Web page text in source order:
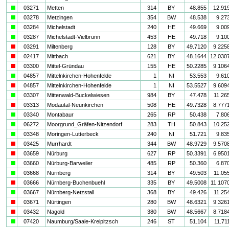
03271 Metten 314 BY 48.855
03278 Metzingen 354 BW 48.538
03284 Michelstadt 240 HE 49.669
03287 Michelstadt-Vielbrunn 453 HE 49.718
03291 Miltenberg 128 BY 49.7120
02417 Mittbach 621 BY 48.1644
03300 Mittel-Gründau 155 HE 50.2285
04857 Mittelnkirchen-Hohenfelde 1 NI 53.553
04857 Mittelnkirchen-Hohenfelde 1 NI 53.5527
03307 Mittenwald-Buckelwiesen 984 BY 47.478
03313 Modautal-Neunkirchen 508 HE 49.7328
03340 Montabaur 265 RP 50.438
06272 Moorgrund_Gräfen-Nitzendorf 283 TH 50.843
03348 Moringen-Lutterbeck 240 NI 51.721
03425 Murrhardt 344 BW 48.9729
03659 Nürburg 627 RP 50.3391
03660 Nürburg-Barweiler 485 RP 50.360
03668 Nürnberg 314 BY 49.503
03666 Nürnberg-Buchenbuehl 335 BY 49.5008
03667 Nürnberg-Netzstall 368 BY 49.426
03671 Nürtingen 280 BW 48.6321
03432 Nagold 380 BW 48.5667
07420 Naumburg/Saale-Kreipitzsch 246 ST 51.104